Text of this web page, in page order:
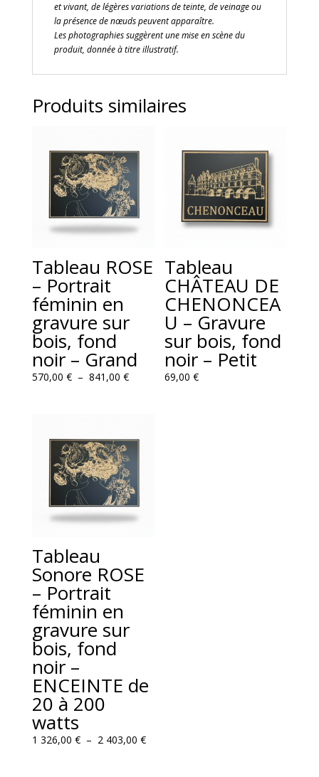
et vivant, de légères variations de teinte, de veinage ou
la présence de nœuds peuvent apparaître.
Les photographies suggèrent une mise en scène du
produit, donnée à titre illustratif.
Produits similaires
Tableau ROSE
– Portrait
féminin en
gravure sur
bois, fond
noir – Grand
570,00 € – 841,00 €Plage
à
841,00 €
Tableau
CHÂTEAU DE
CHENONCEA
U – Gravure
sur bois, fond
noir – Petit
69,00€
Tableau
Sonore ROSE
– Portrait
féminin en
gravure sur
bois, fond
noir –
ENCEINTE de
20 à 200
watts
1 326,00 € – 2 403,00 €Plage